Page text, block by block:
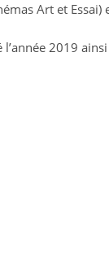
Art et Essai)
2019